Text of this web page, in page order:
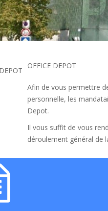
OFFICE DEPOT
Afin de vous permettre
personnelle, les
Depot.
Il vous suffit de vous
déroulement général de